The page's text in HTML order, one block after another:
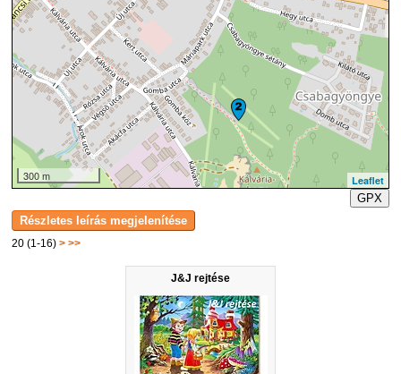
20 (1-16)> >>
J&J rejtése
300 m
Leaflet
GPX